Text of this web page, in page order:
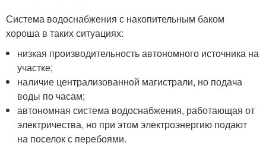
Система водоснабжения с накопительным баком
хороша в таких ситуациях:
низкая производительность автономного источника на
участке;
наличие централизованной магистрали, но подача
воды по часам;
автономная система водоснабжения, работающая от
электричества, но при этом электроэнергию подают
на поселок с перебоями.